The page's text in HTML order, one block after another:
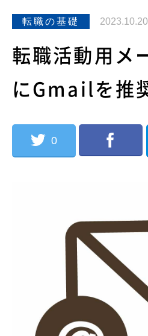
転職の基礎 2023.10.20
転職活動用メ
にGmailを推
0